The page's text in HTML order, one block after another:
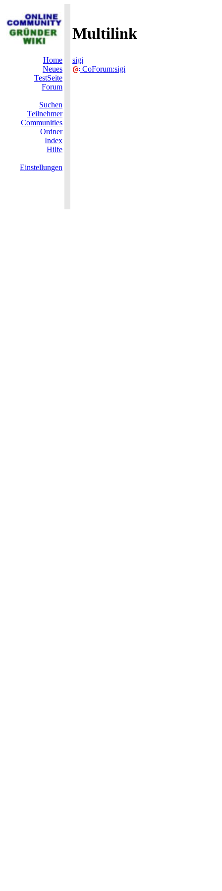
Multilink
Home
Neues
TestSeite
Forum
Suchen
Teilnehmer
Communities
Ordner
Index
Hilfe
Einstellungen
sigi
CoForum:sigi